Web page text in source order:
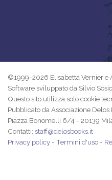
©1999-2026 Elisabetta Vernier e
Software sviluppato da Silvio Sosio
Questo sito utilizza solo cookie
Pubblicato da Associazione Delos
Piazza Bonomelli 6/4 - 20139
Contatti: staff@delosbooks.it
Privacy policy - Termini d'uso -